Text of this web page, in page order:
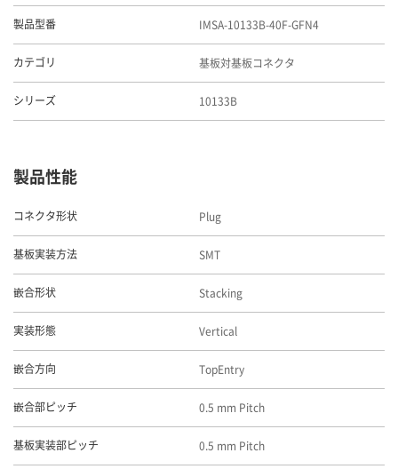
製品型番 IMSA-10133B-40F-GFN4
カテゴリ 基板対基板コネクタ
シリーズ 10133B
製品性能
コネクタ形状 Plug
基板実装方法 SMT
嵌合形状 Stacking
実装形態 Vertical
嵌合方向 TopEntry
嵌合部ピッチ 0.5 mm Pitch
基板実装部ピッチ 0.5 mm Pitch